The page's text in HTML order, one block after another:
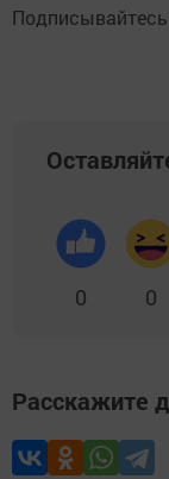
0 0
Расскажите